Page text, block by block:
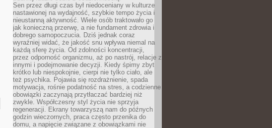
Sen przez długi czas był niedoceniany w kulturze
nastawionej na wydajność, szybkie tempo życia i
nieustanną aktywność. Wiele osób traktowało go
jak konieczną przerwę, a nie fundament zdrowia i
dobrego samopoczucia. Dziś jednak coraz
wyraźniej widać, że jakość snu wpływa niemal na
każdą sferę życia. Od zdolności koncentracji,
przez odporność organizmu, aż po nastrój, relacje z
innymi i podejmowanie decyzji. Kiedy śpimy zbyt
krótko lub niespokojnie, cierpi nie tylko ciało, ale
też psychika. Pojawia się rozdrażnienie, spada
motywacja, rośnie podatność na stres, a codzienne
obowiązki zaczynają przytłaczać bardziej niż
zwykle. Współczesny styl życia nie sprzyja
regeneracji. Ekrany towarzyszą nam do późnych
godzin wieczornych, praca często przenika do
domu, a napięcie związane z obowiązkami nie